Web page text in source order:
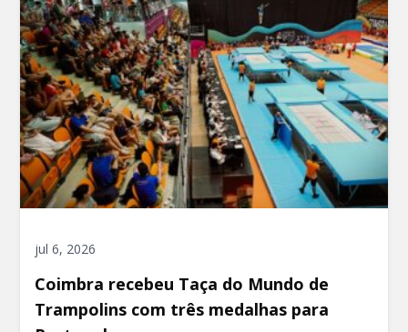
jul 6, 2026
Coimbra recebeu Taça do Mundo de
Trampolins com três medalhas para